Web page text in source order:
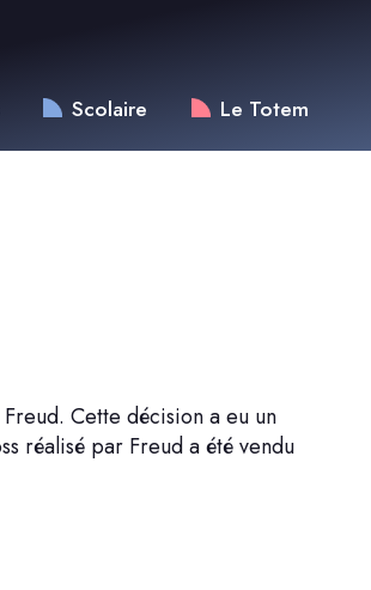
Scolaire Le Totem
Cette décision a eu un
réalisé par Freud a été vendu